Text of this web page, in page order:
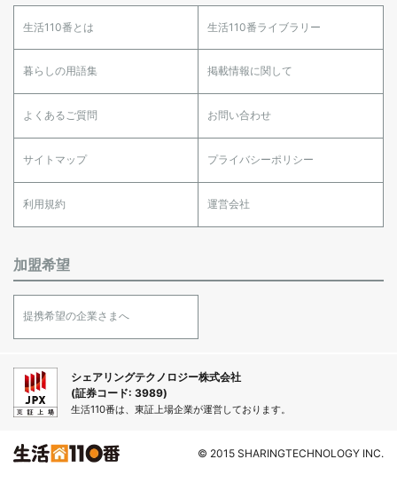
生活110番とは 生活110番ライブラリー
暮らしの用語集 掲載情報に関して
よくあるご質問 お問い合わせ
サイトマップ プライバシーポリシー
利用規約 運営会社
加盟希望
提携希望の企業さまへ
シェアリングテクノロジー株式会社
(証券コード: 3989)
生活110番は、東証上場企業が運営しております。
© 2015 SHARINGTECHNOLOGY INC.